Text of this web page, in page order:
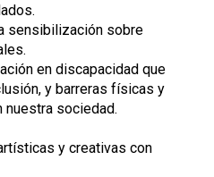
sensibilización sobre
en discapacidad que
y barreras físicas y
sociedad.
y creativas con